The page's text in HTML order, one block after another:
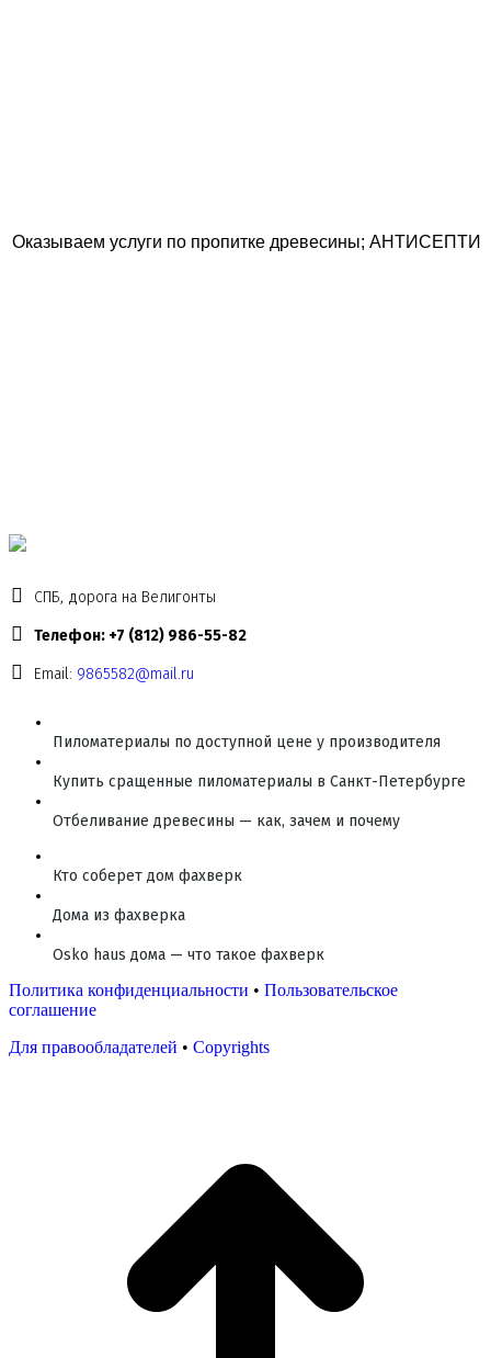
Оказываем услуги по пропитке древесины;
СПБ, дорога на Велигонты
Телефон: +7 (812) 986-55-82
Email: 9865582@mail.ru
Пиломатериалы по доступной цене у производителя
Купить сращенные пиломатериалы в Санкт-Петербурге
Отбеливание древесины — как, зачем и почему
Кто соберет дом фахверк
Дома из фахверка
Osko haus дома — что такое фахверк
Политика конфиденциальности • Пользовательское
соглашение
Для правообладателей • Copyrights